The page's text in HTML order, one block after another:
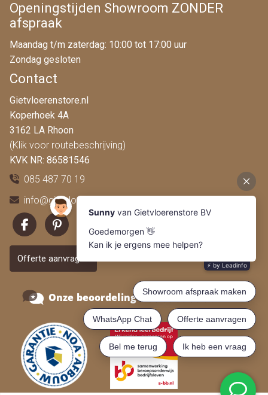
Openingstijden Showroom ZONDER
afspraak
Maandag t/m zaterdag: 10:00 tot 17:00 uur
Zondag gesloten
Contact
Gietvloerenstore.nl
Koperhoek 4A
3162 LA Rhoon
(Klik voor routebeschrijving)
KVK NR: 86581546
085 487 70 19
info@gietvloerenstore.nl
Offerte aanvragen